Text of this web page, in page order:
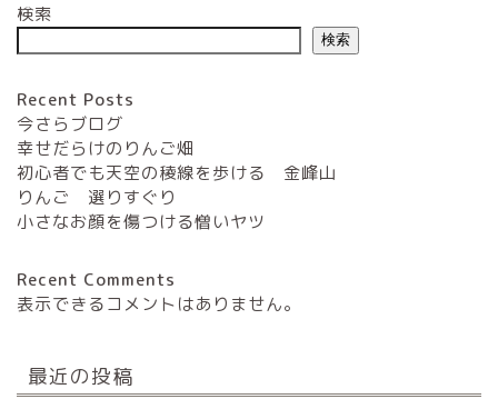
検索
検索
Recent Posts
今さらブログ
幸せだらけのりんご畑
初心者でも天空の稜線を歩ける 金峰山
りんご 選りすぐり
小さなお顔を傷つける憎いヤツ
Recent Comments
表示できるコメントはありません。
最近の投稿